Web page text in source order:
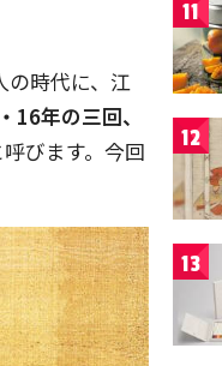
の時代に、江
16年の三回、
呼びます。今回
11
12
13